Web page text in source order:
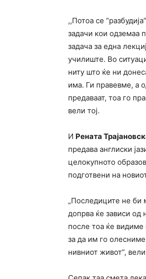
,,Потоа се
задачи кои одземаа
задача за една
училиште. Во
ниту што ќе ни
има. Ги правевме, а
предаваат, тоа го
вели тој.
И Рената
предава англиски
целокупното
подготвени на
„Последиците не би
допрва ќе зависи од
после тоа ќе
за да им го
нивниот живот“,